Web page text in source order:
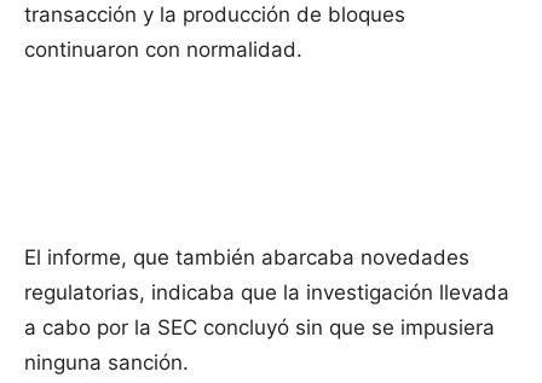
transacción y la producción de bloques
continuaron con normalidad.
El informe, que también abarcaba novedades
regulatorias, indicaba que la investigación llevada
a cabo por la SEC concluyó sin que se impusiera
ninguna sanción.